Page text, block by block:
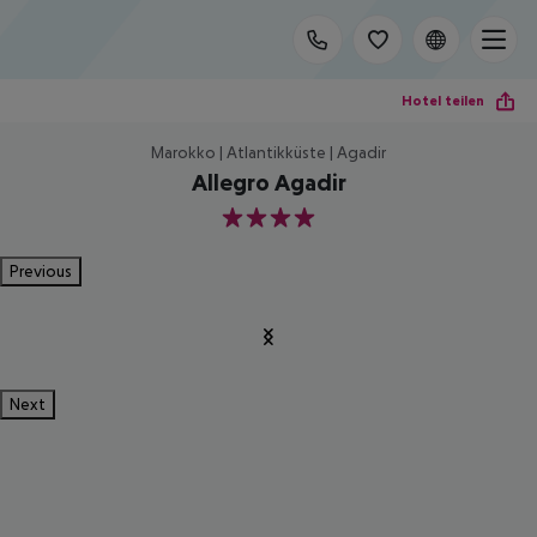
Hotel teilen
Marokko | Atlantikküste | Agadir
Allegro Agadir
4
Previous
Next